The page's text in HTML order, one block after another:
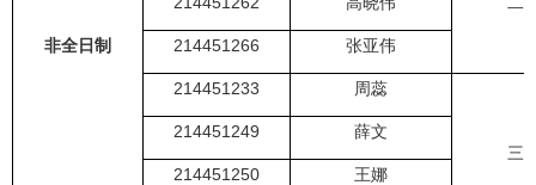
非全日制 214451266 张亚伟
214451233 周蕊
三
214451249 薛文
214451250 王娜